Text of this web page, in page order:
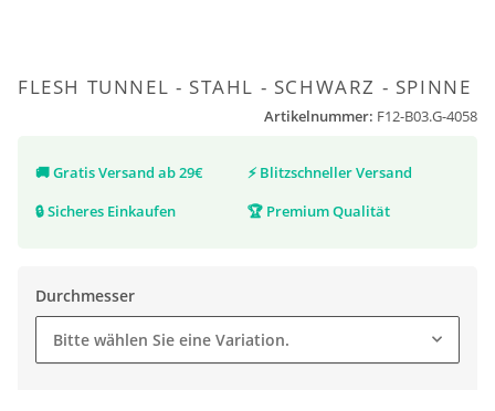
FLESH TUNNEL - STAHL - SCHWARZ - SPINNE
Artikelnummer: F12-B03.G-4058
🚚Gratis Versand ab 29€ ⚡ Blitzschneller Versand
🔒Sicheres Einkaufen 🏆 Premium Qualität
Durchmesser
Bitte wählen Sie eine Variation.